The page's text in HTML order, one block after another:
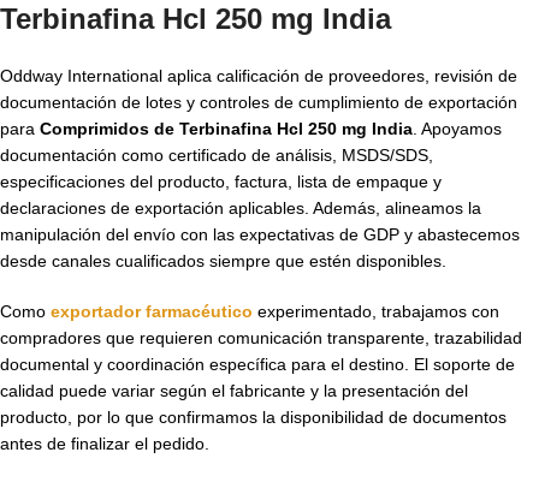
Terbinafina Hcl 250 mg India
Oddway International aplica calificación de proveedores, revisión de
documentación de lotes y controles de cumplimiento de exportación
para Comprimidos de Terbinafina Hcl 250 mg India . Apoyamos
documentación como certificado de análisis, MSDS/SDS,
especificaciones del producto, factura, lista de empaque y
declaraciones de exportación aplicables. Además, alineamos la
manipulación del envío con las expectativas de GDP y abastecemos
desde canales cualificados siempre que estén disponibles.
Como exportador farmacéutico experimentado, trabajamos con
compradores que requieren comunicación transparente, trazabilidad
documental y coordinación específica para el destino. El soporte de
calidad puede variar según el fabricante y la presentación del
producto, por lo que confirmamos la disponibilidad de documentos
antes de finalizar el pedido.